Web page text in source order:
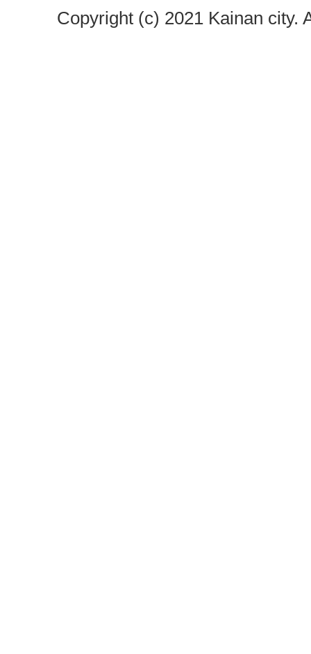
Copyright (c) 2021 Kainan city.